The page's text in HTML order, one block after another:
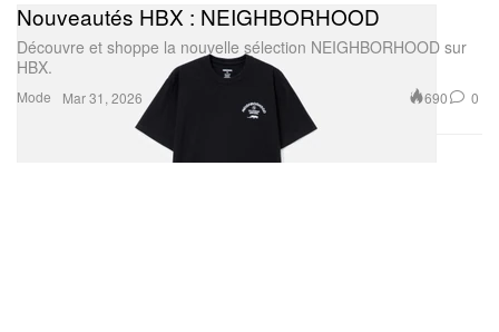
Mode
Nouveautés HBX : NEIGHBORHOOD
Découvre et shoppe la nouvelle sélection NEIGHBORHOOD sur
HBX.
Mar 31, 2026 690 0